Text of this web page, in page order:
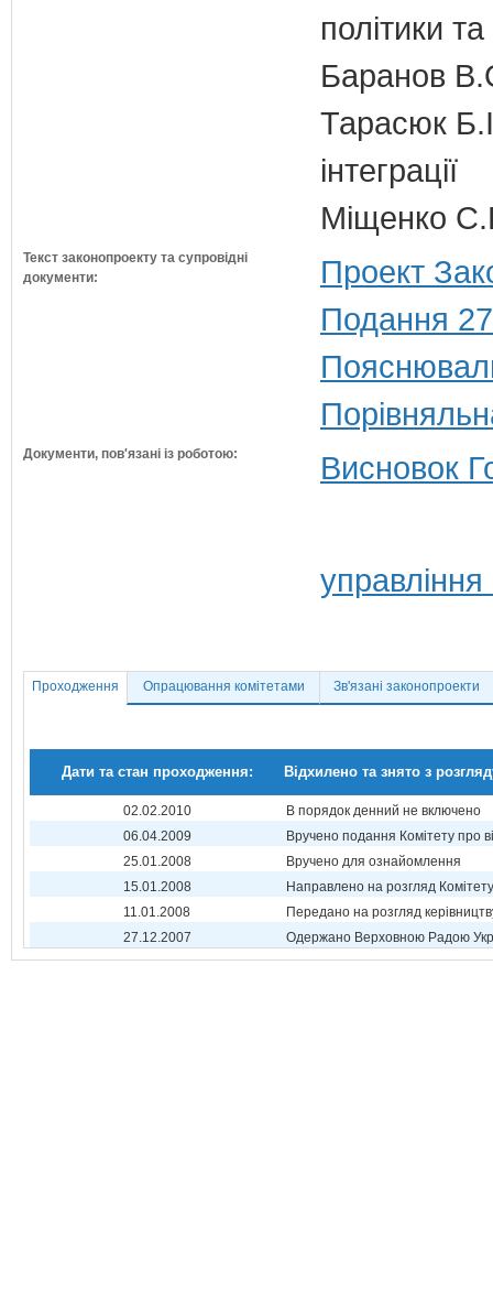
політики
Баранов
Тарасюк
інтеграції
Міщенко
Текст законопроекту та супровідні
документи:
Проект
Подання
Документи, пов'язані із роботою: Висновок
Проходження Опрацювання комітетами Зв'язані законопроекти
Дати та стан проходження: Відхилено та знято з
02.02.2010
В порядок денний не включено
06.04.2009
Вручено подання Комітету про
25.01.2008
Вручено для ознайомлення
15.01.2008
Направлено на розгляд Комітету
11.01.2008
Передано на розгляд
27.12.2007
Одержано Верховною Радою